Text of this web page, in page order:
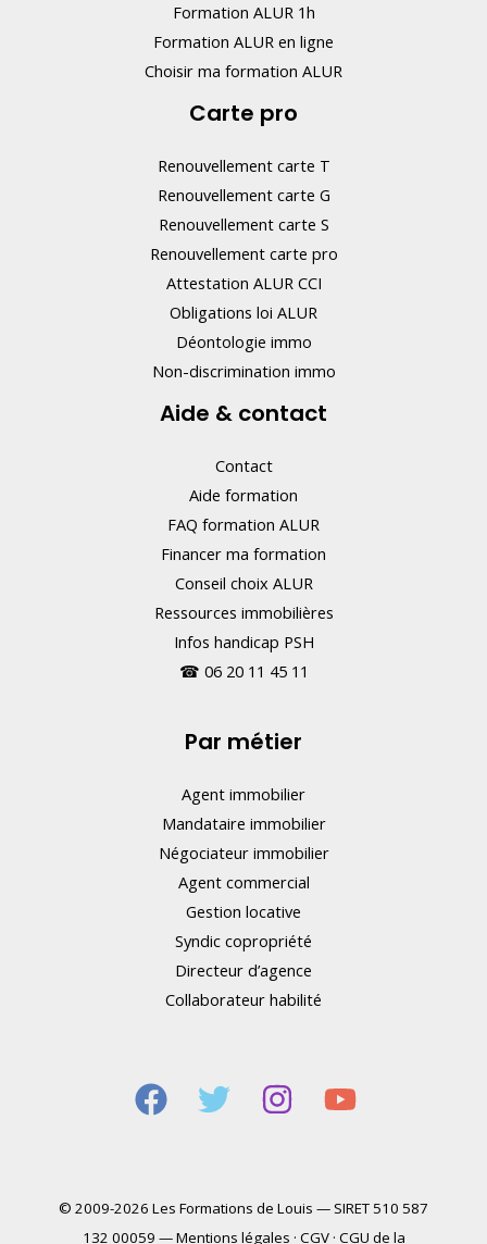
Formation ALUR 1h
Formation ALUR en ligne
Choisir ma formation ALUR
Carte pro
Renouvellement carte T
Renouvellement carte G
Renouvellement carte S
Renouvellement carte pro
Attestation ALUR CCI
Obligations loi ALUR
Déontologie immo
Non-discrimination immo
Aide & contact
Contact
Aide formation
FAQ formation ALUR
Financer ma formation
Conseil choix ALUR
Ressources immobilières
Infos handicap PSH
☎ 06 20 11 45 11
Par métier
Agent immobilier
Mandataire immobilier
Négociateur immobilier
Agent commercial
Gestion locative
Syndic copropriété
Directeur d’agence
Collaborateur habilité
© 2009-2026 Les Formations de Louis — SIRET 510 587
132 00059 —Mentions légales · CGV· CGU de la